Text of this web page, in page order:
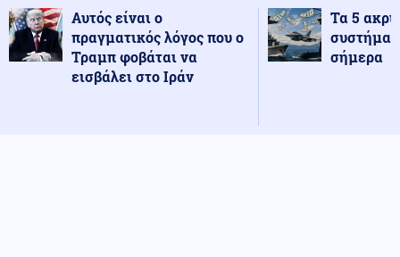
Αυτός είναι ο
πραγματικός λόγος που ο
Τραμπ φοβάται να
εισβάλει στο Ιράν
Τα 5
σήμερα